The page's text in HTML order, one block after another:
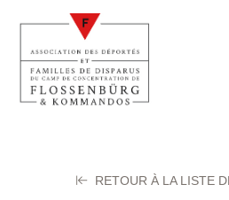
RETOUR À LA LISTE